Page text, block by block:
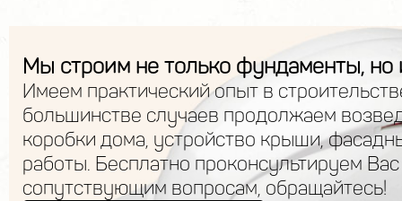
Мы строим не только фундаменты, но
Имеем практический опыт в
большинстве случаев продолжаем
коробки дома, устройство крыши,
работы. Бесплатно проконсультируем
сопутствующим вопросам, обращайтесь!